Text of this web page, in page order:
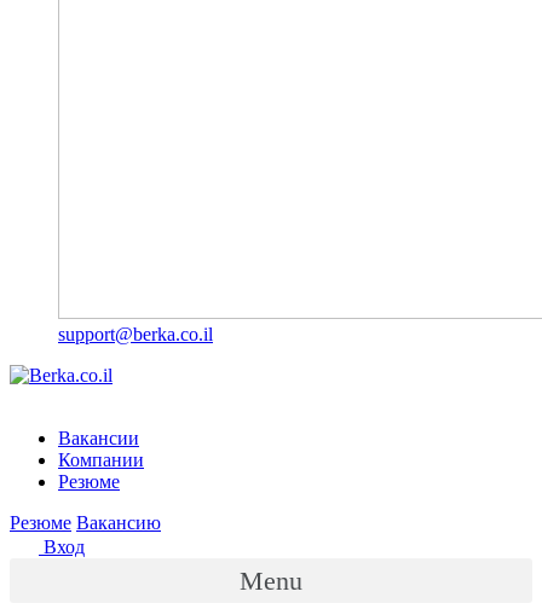
support@berka.co.il
Вакансии
Компании
Резюме
Резюме Вакансию
Вход
Menu